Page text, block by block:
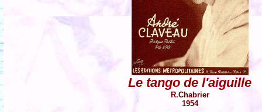
Le tango de l'aiguille
R.Chabrier
1954